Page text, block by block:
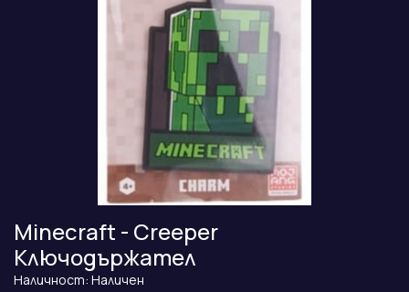
Minecraft - Creeper
Ключодържател
Наличност: Наличен